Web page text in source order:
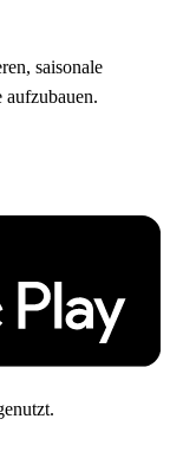
saisonale